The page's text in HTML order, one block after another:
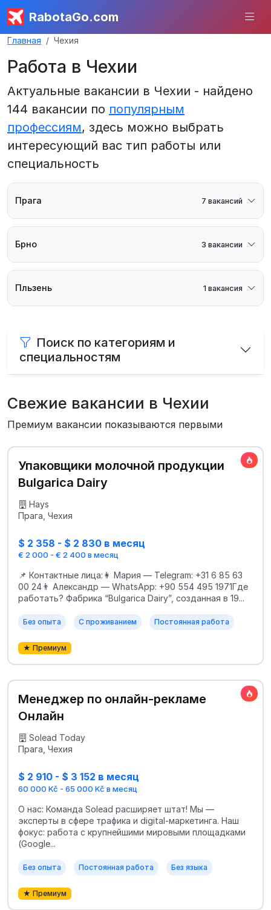
RabotaGo.com
Главная Чехия
Работа в Чехии
Актуальные вакансии в Чехии - найдено
144 вакансии по популярным
профессиям, здесь можно выбрать
интересующий вас тип работы или
специальность
Прага 7 вакансий
Брно 3 вакансии
Пльзень 1 вакансия
Поиск по категориям и
специальностям
Свежие вакансии в Чехии
Премиум вакансии показываются первыми
Упаковщики молочной продукции
Bulgarica Dairy
Hays
Прага, Чехия
$ 2 358 - $ 2 830 в месяц
€ 2 000 - € 2 400 в месяц
📌 Контактные лица:👩 Мария — Telegram: +31 6 85 63
00 24👨 Александр — WhatsApp: +90 554 495 1971Где
работать? Фабрика “Bulgarica Dairy”, созданная в 19...
Без опыта С проживанием Постоянная работа
★ Премиум
Менеджер по онлайн-рекламе
Онлайн
Solead Today
Прага, Чехия
$ 2 910 - $ 3 152 в месяц
60 000 Kč - 65 000 Kč в месяц
О нас: Команда Solead расширяет штат! Мы —
эксперты в сфере трафика и digital-маркетинга. Наш
фокус: работа с крупнейшими мировыми площадками
(Google...
Без опыта Постоянная работа Без языка
★ Премиум